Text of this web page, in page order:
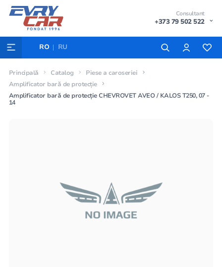
Consultant
+373 79 502 522
RO RU
Principală Catalog
Piese a caroseriei
Amplificator bară de protecție
Amplificator bară de protecție CHEVROVET AVEO / KALOS T250, 07 -
14